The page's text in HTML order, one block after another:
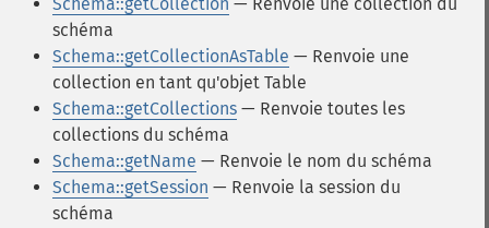
schéma
Schema::getCollectionAsTable — Renvoie une
collection en tant qu'objet Table
Schema::getCollections — Renvoie toutes les
collections du schéma
Schema::getName — Renvoie le nom du schéma
Schema::getSession — Renvoie la session du
schéma